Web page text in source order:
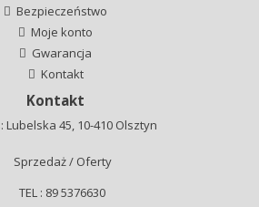
Bezpieczeństwo
Moje konto
Gwarancja
Kontakt
Kontakt
Lubelska 45, 10-410 Olsztyn
Sprzedaż / Oferty
TEL : 89 5376630